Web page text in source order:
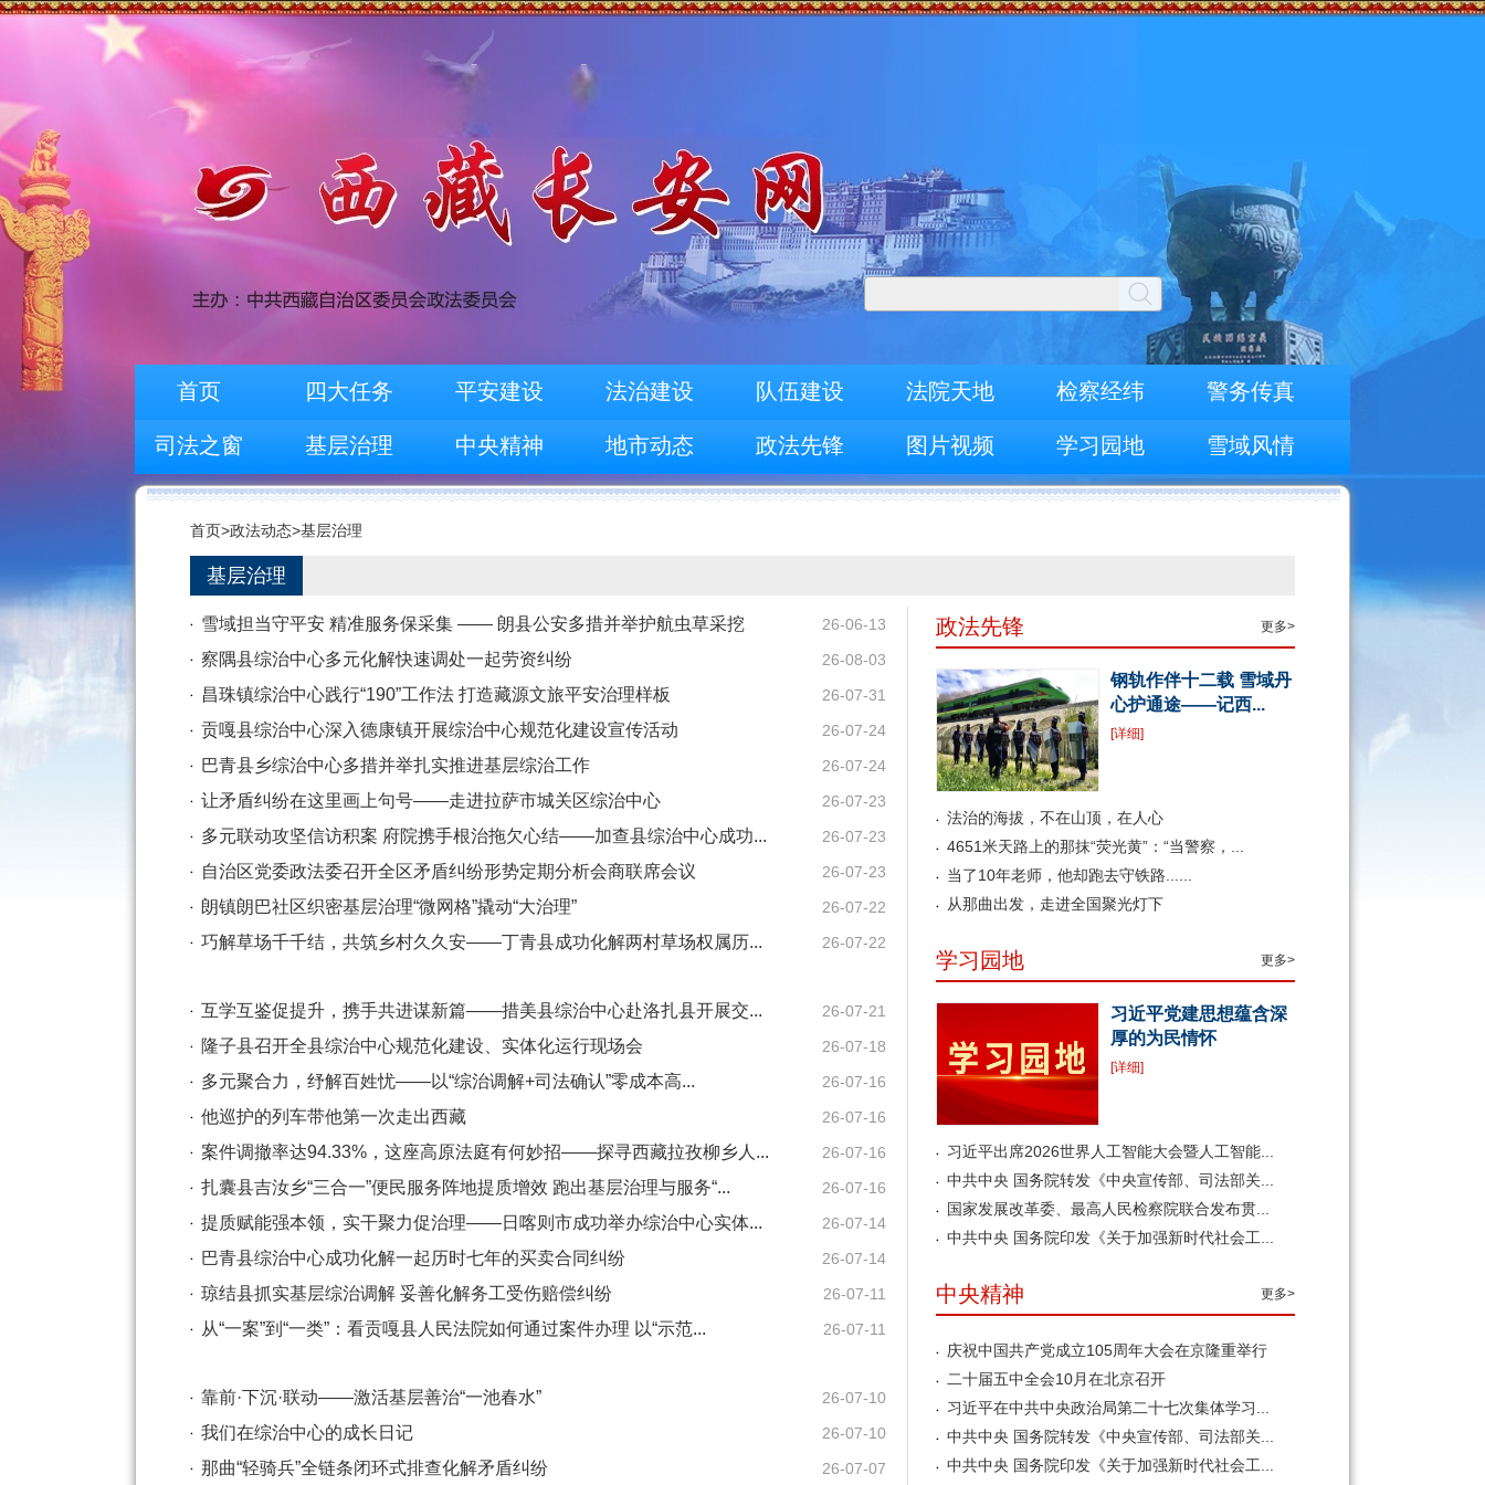
首页 四大任务 平安建设 法治建设 队伍建设 法院天地 检察经纬 警务传真
司法之窗 基层治理 中央精神 地市动态 政法先锋 图片视频 学习园地 雪域风情
首页>政法动态>基层治理
基层治理
26-06-13
雪域担当守平安 精准服务保采集 —— 朗县公安多措并举护航虫草采挖
26-08-03
察隅县综治中心多元化解快速调处一起劳资纠纷
26-07-31
昌珠镇综治中心践行“190”工作法 打造藏源文旅平安治理样板
26-07-24
贡嘎县综治中心深入德康镇开展综治中心规范化建设宣传活动
26-07-24
巴青县乡综治中心多措并举扎实推进基层综治工作
26-07-23
让矛盾纠纷在这里画上句号——走进拉萨市城关区综治中心
26-07-23
多元联动攻坚信访积案 府院携手根治拖欠心结——加查县综治中心成功...
26-07-23
自治区党委政法委召开全区矛盾纠纷形势定期分析会商联席会议
26-07-22
朗镇朗巴社区织密基层治理“微网格”撬动“大治理”
26-07-22
巧解草场千千结，共筑乡村久久安——丁青县成功化解两村草场权属历...
26-07-21
互学互鉴促提升，携手共进谋新篇——措美县综治中心赴洛扎县开展交...
26-07-18
隆子县召开全县综治中心规范化建设、实体化运行现场会
26-07-16
多元聚合力，纾解百姓忧——以“综治调解+司法确认”零成本高...
26-07-16
他巡护的列车带他第一次走出西藏
26-07-16
案件调撤率达94.33%，这座高原法庭有何妙招——探寻西藏拉孜柳乡人...
26-07-16
扎囊县吉汝乡“三合一”便民服务阵地提质增效 跑出基层治理与服务“...
26-07-14
提质赋能强本领，实干聚力促治理——日喀则市成功举办综治中心实体...
26-07-14
巴青县综治中心成功化解一起历时七年的买卖合同纠纷
26-07-11
琼结县抓实基层综治调解 妥善化解务工受伤赔偿纠纷
26-07-11
从“一案”到“一类”：看贡嘎县人民法院如何通过案件办理 以“示范...
26-07-10
靠前·下沉·联动——激活基层善治“一池春水”
26-07-10
我们在综治中心的成长日记
26-07-07
那曲“轻骑兵”全链条闭环式排查化解矛盾纠纷
更多>
政法先锋
钢轨作伴十二载 雪域丹
心护通途——记西...
[详细]
法治的海拔，不在山顶，在人心
4651米天路上的那抹“荧光黄”：“当警察，...
当了10年老师，他却跑去守铁路......
从那曲出发，走进全国聚光灯下
更多>
学习园地
习近平党建思想蕴含深
厚的为民情怀
[详细]
习近平出席2026世界人工智能大会暨人工智能...
中共中央 国务院转发《中央宣传部、司法部关...
国家发展改革委、最高人民检察院联合发布贯...
中共中央 国务院印发《关于加强新时代社会工...
更多>
中央精神
庆祝中国共产党成立105周年大会在京隆重举行
二十届五中全会10月在北京召开
习近平在中共中央政治局第二十七次集体学习...
中共中央 国务院转发《中央宣传部、司法部关...
中共中央 国务院印发《关于加强新时代社会工...